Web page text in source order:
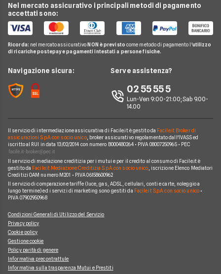
Conti e Carte
Telefonia Mobile
Pay TV
Noleggio Lungo Termine
News
Chi siamo
Perché scegliere Facile.it
Mappa del sito
Carta Prepagata
Mutui Seconda Casa
Calcolo Rata Mutuo
Mutui INPDAP
Mutui Ristrutturazione
Prestito Personale
Cessione del Quinto
Prestito Auto
Piccoli Prestiti
Prestiti Veloci
Prestito INPS/INPDAP
Prestiti a Protestati
Consolidamento Debiti
Prestiti Moto
Prestiti per disoccupati
Prestiti senza busta paga
Guide Prestiti
Guide Mutui
Guide Conti
Guide Carte
News Prestiti
News Carte
Nel mercato assicurativo i principali metodi di pagamento
accettati sono:
Ricorda: nel mercato assicurativo NON è previsto come metodo di pagamento l'utilizzo
di ricariche postepay e pagamenti intestati a persone fisiche.
Navigazione sicura: Serve assistenza?
02 55 55 5
Lun-Ven 9:00-21:00; Sab 9.00-
14.00
Il servizio di intermediazione assicurativa di Facile.it è gestito da Facile.it Broker di
assicurazioni S.p.A. con socio unico, broker assicurativo regolamentato dall'IVASS ed
iscritto al RUI in data 13/02/2014 con numero B000480264 • P.IVA 08007250965 • PEC
Il servizio di mediazione creditizia per i mutui e per il credito al consumo di Facile.it è
gestito da Facile.it Mediazione Creditizia S.p.A. con socio unico , iscrizione Elenco Mediatori
Creditizi OAM numero M201 • P.IVA 06158600962
Il servizio di comparazione tariffe (luce, gas, ADSL, cellulari, conti e carte, noleggio a
lungo termine) ed i servizi di marketing sono gestiti da Facile.it S.p.A. con socio unico•
P.IVA 07902950968
Condizioni Generali di Utilizzo del Servizio
Privacy policy
Cookie policy
Gestione cookie
Policy parità di genere
Informativa precontrattule
Informativa sulla trasparenza Mutui e Prestiti